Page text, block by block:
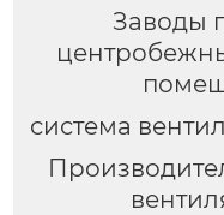
Заводы
система